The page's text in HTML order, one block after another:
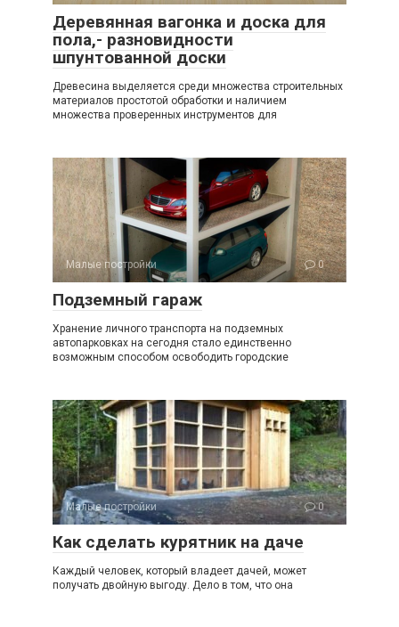
Деревянная вагонка и доска для
пола,- разновидности
шпунтованной доски
Древесина выделяется среди множества строительных
материалов простотой обработки и наличием
множества проверенных инструментов для
Малые постройки 0
Подземный гараж
Хранение личного транспорта на подземных
автопарковках на сегодня стало единственно
возможным способом освободить городские
Малые постройки 0
Как сделать курятник на даче
Каждый человек, который владеет дачей, может
получать двойную выгоду. Дело в том, что она